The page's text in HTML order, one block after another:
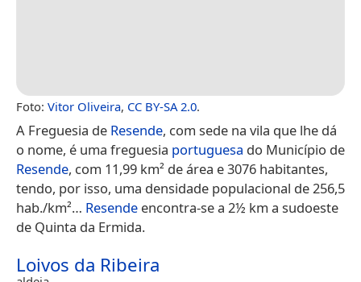
Foto: Vitor Oliveira, CC BY-SA 2.0.
A Freguesia de Resende, com sede na vila que lhe dá
o nome, é uma freguesia portuguesa do Município de
Resende, com 11,99 km² de área e 3076 habitantes,
tendo, por isso, uma densidade populacional de 256,5
hab./km²… Resende encontra-se a 2½ km a sudoeste
de Quinta da Ermida.
Loivos da Ribeira